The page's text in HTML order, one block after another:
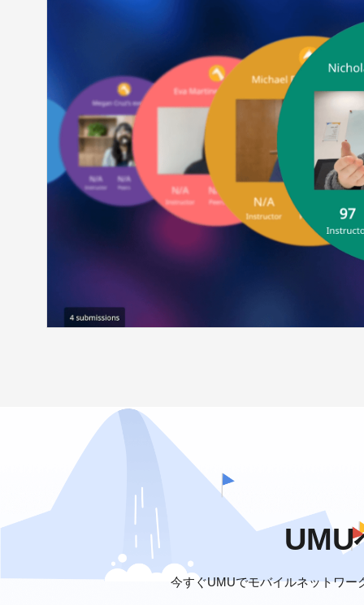
今すぐUMUでモバイルネットワー